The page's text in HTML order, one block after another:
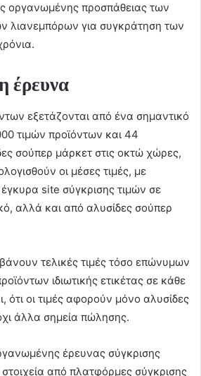
οργανωμένης προσπάθειας των
λιανεμπόρων για συγκράτηση των
έρευνα
εξετάζονται από ένα σημαντικό
τιμών προϊόντων και 44
σούπερ μάρκετ στις οκτώ χώρες,
οι μέσες τιμές, με
site σύγκρισης τιμών σε
αλλά και από αλυσίδες σούπερ
τελικές τιμές τόσο επώνυμων
ιδιωτικής ετικέτας σε κάθε
ότι οι τιμές αφορούν μόνο αλυσίδες
άλλα σημεία πώλησης.
έρευνας σύγκρισης
από πλατφόρμες σύγκρισης